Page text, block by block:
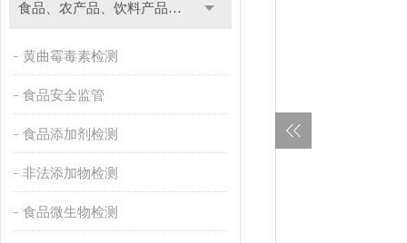
食品、农产品、饮料产品检测
黄曲霉毒素检测
食品安全监管
食品添加剂检测
非法添加物检测
食品微生物检测